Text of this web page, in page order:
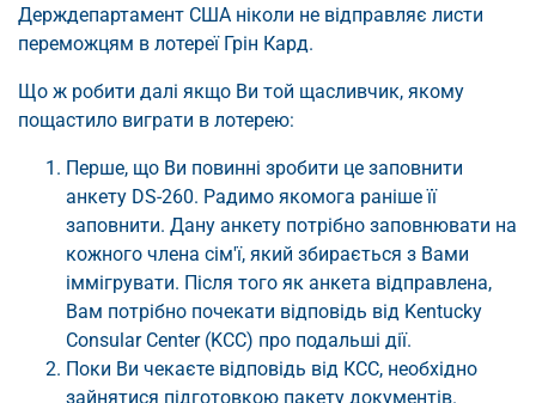
Держдепартамент США ніколи не відправляє листи
переможцям в лотереї Грін Кард.
Що ж робити далі якщо Ви той щасливчик, якому
пощастило виграти в лотерею:
Перше, що Ви повинні зробити це заповнити
анкету DS-260. Радимо якомога раніше її
заповнити. Дану анкету потрібно заповнювати на
кожного члена сім'ї, який збирається з Вами
іммігрувати. Після того як анкета відправлена,
Вам потрібно почекати відповідь від Kentucky
Consular Center (KCC) про подальші дії.
Поки Ви чекаєте відповідь від КСС, необхідно
зайнятися підготовкою пакету документів.